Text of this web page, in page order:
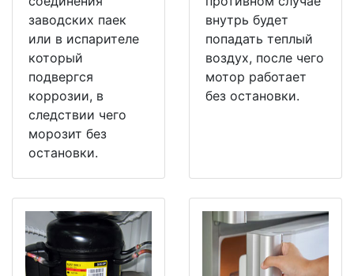
заводских паек
или в испарителе
который
подвергся
коррозии, в
следствии чего
морозит без
остановки.
внутрь будет
попадать теплый
воздух, после чего
мотор работает
без остановки.